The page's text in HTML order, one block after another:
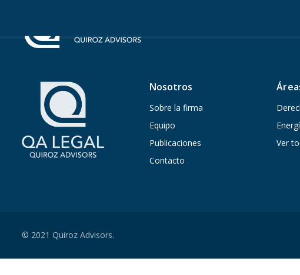
Nosotros
Sobre la firma
Equipo
Publicaciones
Contacto
Ver
© 2021 Quiroz Advisors.